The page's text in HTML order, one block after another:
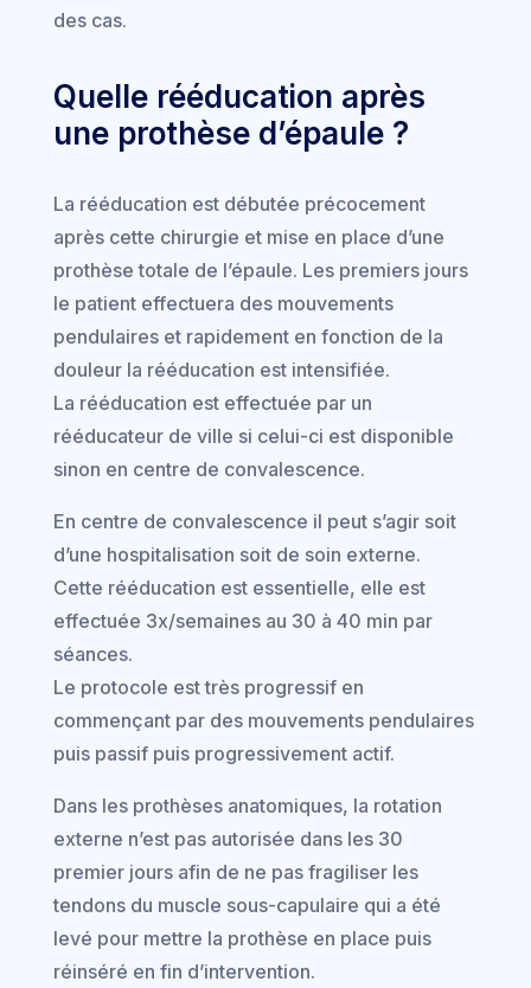
des cas.
Quelle rééducation après
une prothèse d’épaule ?
La rééducation est débutée précocement
après cette chirurgie et mise en place d’une
prothèse totale de l’épaule. Les premiers jours
le patient effectuera des mouvements
pendulaires et rapidement en fonction de la
douleur la rééducation est intensifiée.
La rééducation est effectuée par un
rééducateur de ville si celui-ci est disponible
sinon en centre de convalescence.
En centre de convalescence il peut s’agir soit
d’une hospitalisation soit de soin externe.
Cette rééducation est essentielle, elle est
effectuée 3x/semaines au 30 à 40 min par
séances.
Le protocole est très progressif en
commençant par des mouvements pendulaires
puis passif puis progressivement actif.
Dans les prothèses anatomiques, la rotation
externe n’est pas autorisée dans les 30
premier jours afin de ne pas fragiliser les
tendons du muscle sous-capulaire qui a été
levé pour mettre la prothèse en place puis
réinséré en fin d’intervention.